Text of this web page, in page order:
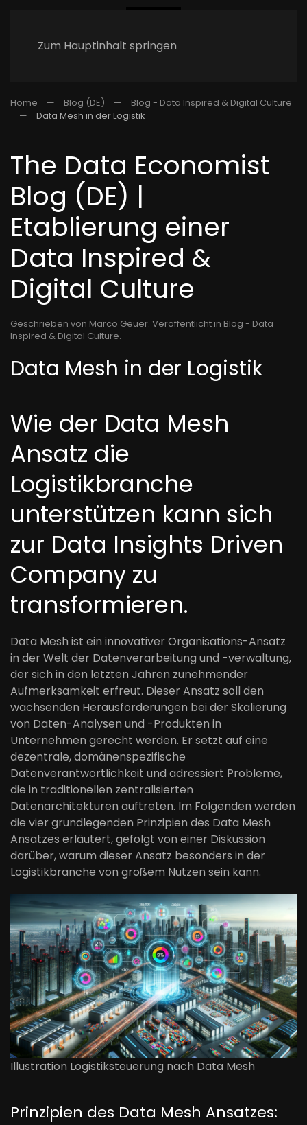
Zum Hauptinhalt springen
Home Blog (DE)
Blog - Data Inspired & Digital Culture
Data Mesh in der Logistik
The Data Economist
Blog (DE) |
Etablierung einer
Data Inspired &
Digital Culture
Geschrieben von Marco Geuer. Veröffentlicht in Blog - Data
Inspired & Digital Culture.
Data Mesh in der Logistik
Wie der Data Mesh
Ansatz die
Logistikbranche
unterstützen kann sich
zur Data Insights Driven
Company zu
transformieren.
Data Mesh ist ein innovativer Organisations-Ansatz
in der Welt der Datenverarbeitung und -verwaltung,
der sich in den letzten Jahren zunehmender
Aufmerksamkeit erfreut. Dieser Ansatz soll den
wachsenden Herausforderungen bei der Skalierung
von Daten-Analysen und -Produkten in
Unternehmen gerecht werden. Er setzt auf eine
dezentrale, domänenspezifische
Datenverantwortlichkeit und adressiert Probleme,
die in traditionellen zentralisierten
Datenarchitekturen auftreten. Im Folgenden werden
die vier grundlegenden Prinzipien des Data Mesh
Ansatzes erläutert, gefolgt von einer Diskussion
darüber, warum dieser Ansatz besonders in der
Logistikbranche von großem Nutzen sein kann.
Illustration Logistiksteuerung nach Data Mesh
Prinzipien des Data Mesh Ansatzes: